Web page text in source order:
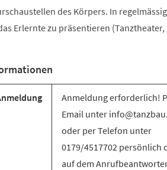
des Körpers. In
Erlernte zu präsentieren (Tanztheater,
Anmeldung erforderlich!
Email unter
oder per Telefon unter
0179/4517702 persönlich
auf dem